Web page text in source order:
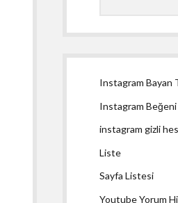
Instagram Bayan
Instagram
instagram gizli
Liste
Sayfa Listesi
Youtube Yorum